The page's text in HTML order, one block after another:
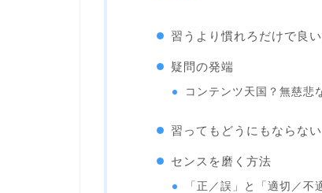
習うより慣れろだけで良
疑問の発端
コンテンツ天国？無慈悲
習ってもどうにもならない
センスを磨く方法
「正／誤」と「適切／不